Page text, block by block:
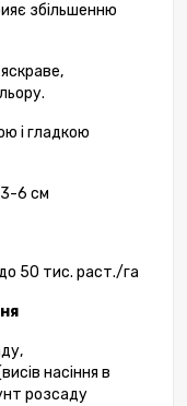
збільшенню
і гладкою
3-6 см
50 тис. раст./га
насіння в
розсаду